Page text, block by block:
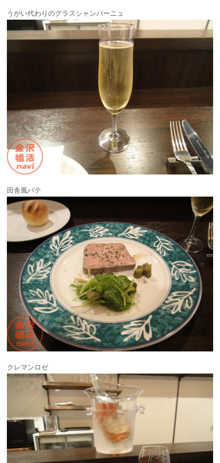
うがい代わりのグラスシャンパーニュ
田舎風パテ
クレマンロゼ